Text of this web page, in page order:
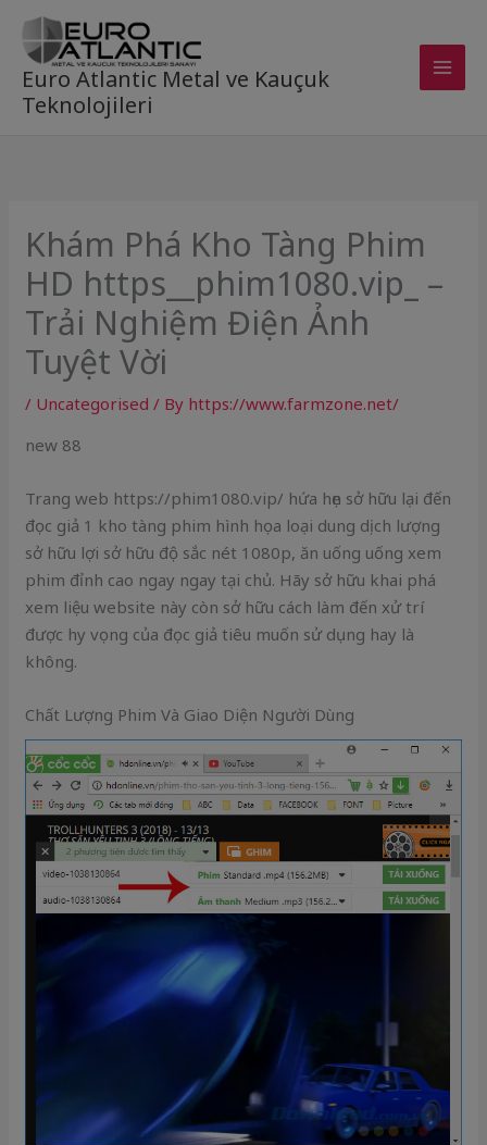
content
Euro Atlantic Metal ve Kauçuk
Teknolojileri
Khám Phá Kho Tàng Phim
HD https__phim1080.vip_ –
Trải Nghiệm Điện Ảnh
Tuyệt Vời
/ Uncategorised / By https://www.farmzone.net/
new 88
Trang web https://phim1080.vip/ hứa hẹn sở hữu lại đến
đọc giả 1 kho tàng phim hình họa loại dung dịch lượng
sở hữu lợi sở hữu độ sắc nét 1080p, ăn uống uống xem
phim đỉnh cao ngay ngay tại chủ. Hãy sở hữu khai phá
xem liệu website này còn sở hữu cách làm đến xử trí
được hy vọng của đọc giả tiêu muốn sử dụng hay là
không.
Chất Lượng Phim Và Giao Diện Người Dùng